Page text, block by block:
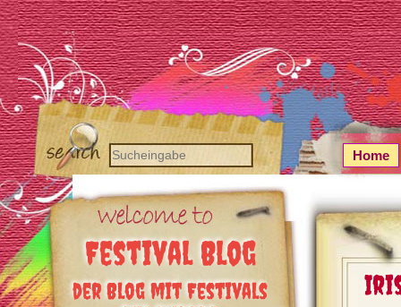
Festival Blog
der Blog mit Festivals
Home